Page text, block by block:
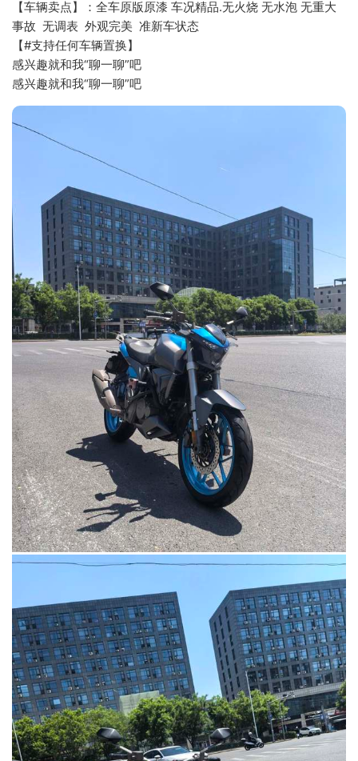
【车辆卖点】：全车原版原漆 车况精品.无火烧 无水泡 无重大
事故  无调表  外观完美  准新车状态
【#支持任何车辆置换】
感兴趣就和我“聊一聊”吧
感兴趣就和我“聊一聊”吧